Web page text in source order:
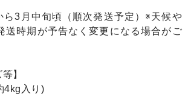
ら3月中旬頃（順次発送予定）※天候や
送時期が予告なく変更になる場合がご
】
4kg入り)